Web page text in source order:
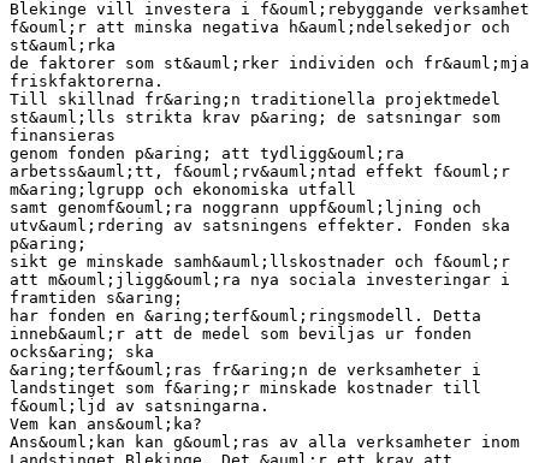
Blekinge vill investera i f&ouml;rebyggande verksamhet
f&ouml;r att minska negativa h&auml;ndelsekedjor och
st&auml;rka
de faktorer som st&auml;rker individen och fr&auml;mja
friskfaktorerna.
Till skillnad fr&aring;n traditionella projektmedel
st&auml;lls strikta krav p&aring; de satsningar som
finansieras
genom fonden p&aring; att tydligg&ouml;ra
arbetss&auml;tt, f&ouml;rv&auml;ntad effekt f&ouml;r
m&aring;lgrupp och ekonomiska utfall
samt genomf&ouml;ra noggrann uppf&ouml;ljning och
utv&auml;rdering av satsningens effekter. Fonden ska
p&aring;
sikt ge minskade samh&auml;llskostnader och f&ouml;r
att m&ouml;jligg&ouml;ra nya sociala investeringar i
framtiden s&aring;
har fonden en &aring;terf&ouml;ringsmodell. Detta
inneb&auml;r att de medel som beviljas ur fonden
ocks&aring; ska
&aring;terf&ouml;ras fr&aring;n de verksamheter i
landstinget som f&aring;r minskade kostnader till
f&ouml;ljd av satsningarna.
Vem kan ans&ouml;ka?
Ans&ouml;kan kan g&ouml;ras av alla verksamheter inom